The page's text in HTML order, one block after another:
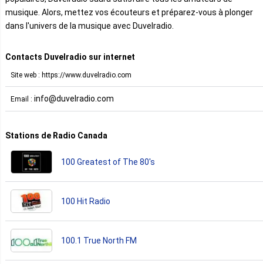
musique. Alors, mettez vos écouteurs et préparez-vous à plonger
dans l'univers de la musique avec Duvelradio.
Contacts Duvelradio sur internet
Site web : https://www.duvelradio.com
Email : info@duvelradio.com
Stations de Radio Canada
100 Greatest of The 80's
100 Hit Radio
100.1 True North FM